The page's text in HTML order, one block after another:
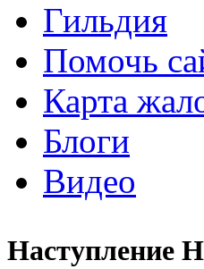
Гильдия
Помочь
Карта
Блоги
Видео
Наступление